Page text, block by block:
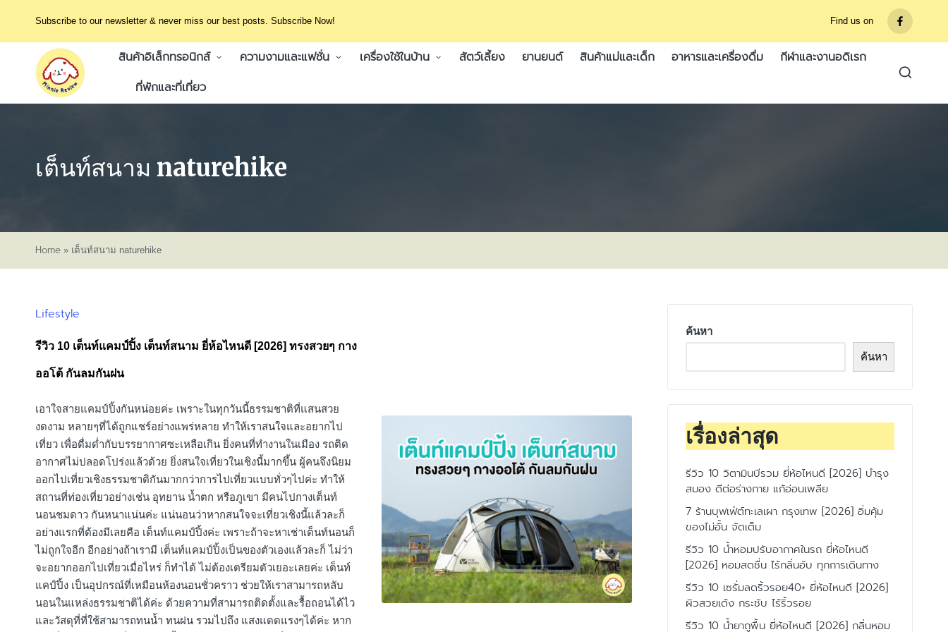
Subscribe to our newsletter & never miss our best posts. Subscribe Now! Find us on
รายการ
เมนู
สินค้าอิเล็กทรอนิกส์ ความงามและแฟชั่น เครื่องใช้ในบ้าน สัตว์เลี้ยง ยานยนต์ สินค้าแม่และเด็ก อาหารและเครื่องดื่ม
กีฬาและงานอดิเรก
ที่พักและที่เที่ยว
เต็นท์สนาม naturehike
Home » เต็นท์สนาม naturehike
Posted
Lifestyle
รีวิว 10 เต็นท์แคมป์ปิ้ง เต็นท์สนาม ยี่ห้อไหนดี [2026] ทรงสวยๆ กาง
ออโต้ กันลมกันฝน
เอาใจสายแคมป์ปิ้งกันหน่อยค่ะ เพราะในทุกวันนี้ธรรมชาติที่แสนสวย
งดงาม หลายๆที่ได้ถูกแชร์อย่างแพร่หลาย ทำให้เราสนใจและอยากไป
เที่ยว เพื่อดื่มด่ำกับบรรยากาศซะเหลือเกิน ยิ่งคนที่ทำงานในเมือง รถติด
อากาศไม่ปลอดโปร่งแล้วด้วย ยิ่งสนใจเที่ยวในเชิงนี้มากขึ้น ผู้คนจึงนิยม
ออกไปเที่ยวเชิงธรรมชาติกันมากกว่าการไปเที่ยวแบบทั่วๆไปค่ะ ทำให้
สถานที่ท่องเที่ยวอย่างเช่น อุทยาน น้ำตก หรือภูเขา มีคนไปกางเต็นท์
นอนชมดาว กันหนาแน่นค่ะ แน่นอนว่าหากสนใจจะเที่ยวเชิงนี้แล้วละก็
อย่างแรกที่ต้องมีเลยคือ เต็นท์แคมป์ปิ้งค่ะ เพราะถ้าจะหาเช่าเต็นท์นอนก็
ไม่ถูกใจอีก อีกอย่างถ้าเรามี เต็นท์แคมป์ปิ้งเป็นของตัวเองแล้วละก็ ไม่ว่า
จะอยากออกไปเที่ยวเมื่อไหร่ ก็ทำได้ ไม่ต้องเตรียมตัวเยอะเลยค่ะ เต็นท์
แคป์ปิ้ง เป็นอุปกรณ์ที่เหมือนห้องนอนชั่วคราว ช่วยให้เราสามารถหลับ
นอนในแหล่งธรรมชาติได้ค่ะ ด้วยความที่สามารถติดตั้งและรื้อถอนได้ไว
และวัสดุที่ที่ใช้สามารถทนน้ำ ทนฝน รวมไปถึง แสงแดดแรงๆได้ค่ะ หาก
ค้นหา
ค้นหา
เรื่องล่าสุด
รีวิว 10 วิตามินบีรวม ยี่ห้อไหนดี [2026] บำรุง
สมอง ดีต่อร่างกาย แก้อ่อนเพลีย
7 ร้านบุฟเฟ่ต์ทะเลเผา กรุงเทพ [2026] อิ่มคุ้ม
ของไม่อั้น จัดเต็ม
รีวิว 10 น้ำหอมปรับอากาศในรถ ยี่ห้อไหนดี
[2026] หอมสดชื่น ไร้กลิ่นอับ ทุกการเดินทาง
รีวิว 10 เซรั่มลดริ้วรอย40+ ยี่ห้อไหนดี [2026]
ผิวสวยเด้ง กระชับ ไร้ริ้วรอย
รีวิว 10 น้ำยาถูพื้น ยี่ห้อไหนดี [2026] กลิ่นหอม